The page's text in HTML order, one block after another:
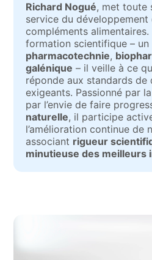
Richard Nogué, met toute
service du développement
compléments alimentaires.
formation scientifique – un
pharmacotechnie,
galénique – il veille à ce
réponde aux standards de
exigeants. Passionné par
par l’envie de faire
naturelle, il participe
l’amélioration continue de
associant rigueur
minutieuse des meilleurs